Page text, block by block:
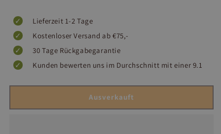
Lieferzeit 1-2 Tage
Kostenloser Versand ab €75,-
30 Tage Rückgabegarantie
Kunden bewerten uns im Durchschnitt mit einer 9.1
Ausverkauft